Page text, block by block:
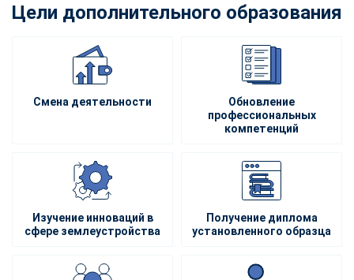
Цели дополнительного образования
Смена деятельности
Обновление
профессиональных
компетенций
Изучение инноваций в
сфере землеустройства
Получение диплома
установленного образца